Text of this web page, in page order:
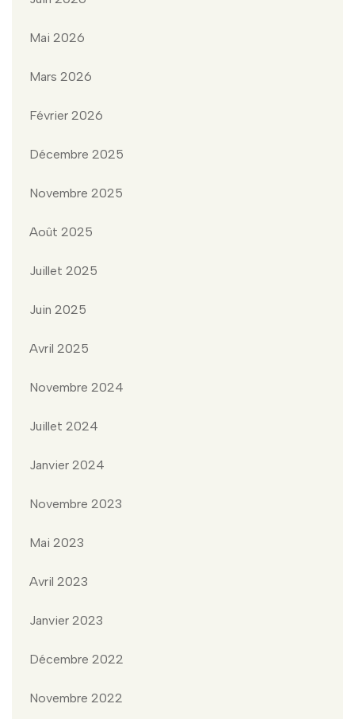
Mai 2026
Mars 2026
Février 2026
Décembre 2025
Novembre 2025
Août 2025
Juillet 2025
Juin 2025
Avril 2025
Novembre 2024
Juillet 2024
Janvier 2024
Novembre 2023
Mai 2023
Avril 2023
Janvier 2023
Décembre 2022
Novembre 2022